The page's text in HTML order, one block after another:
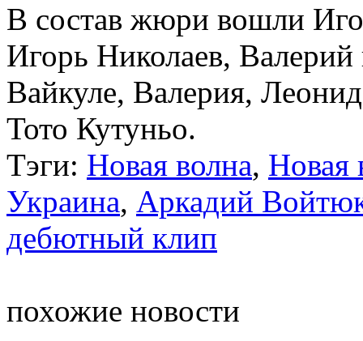
В состав жюри вошли
Игорь Николаев,
Вайкуле, Валерия,
Тото Кутуньо.
Тэги: Новая волна, Новая
Украина, Аркадий
дебютный клип
похожие новости